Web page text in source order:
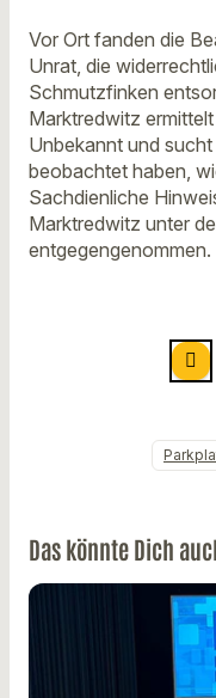
Vor Ort fanden die
Unrat, die
Schmutzfinken
Marktredwitz
Unbekannt und
beobachtet haben,
Sachdienliche
Marktredwitz unter
entgegengenommen.
Das könnte Dich